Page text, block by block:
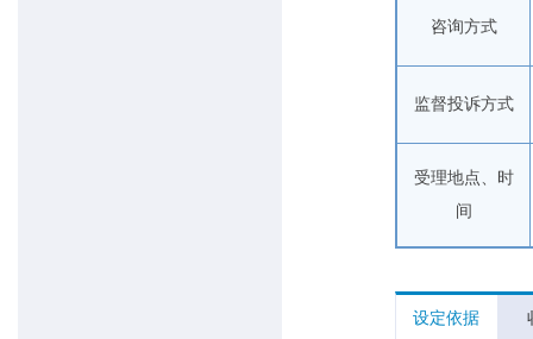
咨询方式
监督投诉方式
受理地点、时
间
设定依据